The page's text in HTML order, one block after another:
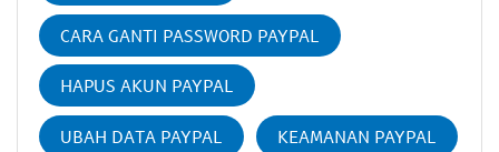
CARA GANTI PASSWORD PAYPAL
HAPUS AKUN PAYPAL
UBAH DATA PAYPAL KEAMANAN PAYPAL